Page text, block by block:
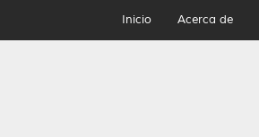
Inicio Acerca de